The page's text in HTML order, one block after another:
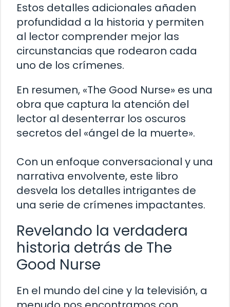
Estos detalles adicionales añaden
profundidad a la historia y permiten
al lector comprender mejor las
circunstancias que rodearon cada
uno de los crímenes.
En resumen, «The Good Nurse» es una
obra que captura la atención del
lector al desenterrar los oscuros
secretos del «ángel de la muerte».
Con un enfoque conversacional y una
narrativa envolvente, este libro
desvela los detalles intrigantes de
una serie de crímenes impactantes.
Revelando la verdadera
historia detrás de The
Good Nurse
En el mundo del cine y la televisión, a